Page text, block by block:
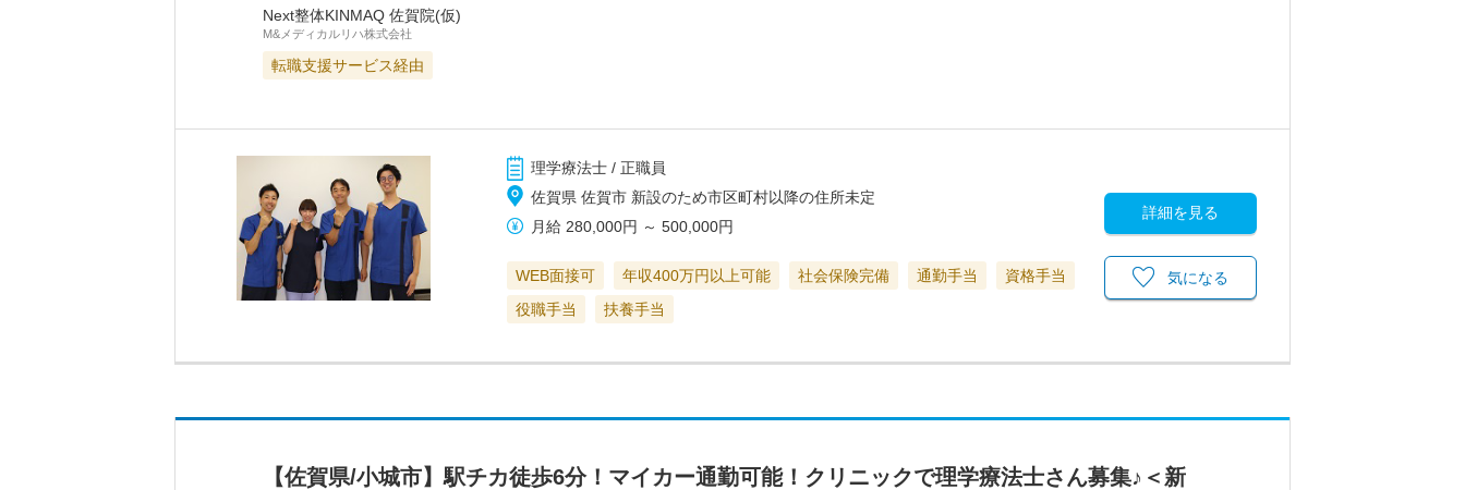
Next整体KINMAQ 佐賀院(仮)
M&メディカルリハ株式会社
転職支援サービス経由
理学療法士 / 正職員
佐賀県 佐賀市 新設のため市区町村以降の住所未定
月給 280,000円 ～500,000円
WEB面接可 年収400万円以上可能 社会保険完備 通勤手当
資格手当
役職手当
扶養手当
詳細を見る
気になる
【佐賀県/小城市】駅チカ徒歩6分！マイカー通勤可能！クリニックで理学療法士さん募集♪＜新